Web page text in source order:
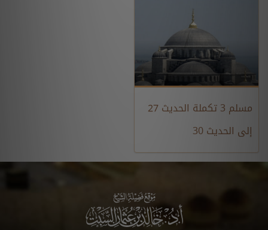
مسلم 3 تكملة الحديث 27
إلى الحديث 30